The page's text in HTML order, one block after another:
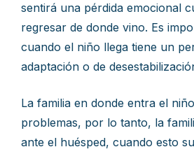
sentirá una pérdida emocional
regresar de donde vino. Es
cuando el niño llega tiene un
adaptación o de
La familia en donde entra el
problemas, por lo tanto, la
ante el huésped, cuando esto